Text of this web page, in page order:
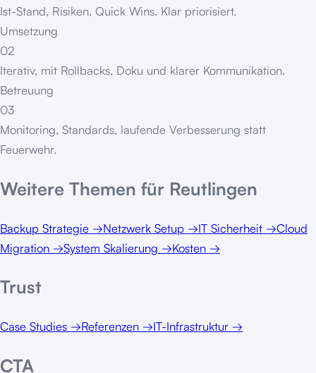
Ist-Stand, Risiken, Quick Wins. Klar priorisiert.
Umsetzung
02
Iterativ, mit Rollbacks, Doku und klarer Kommunikation.
Betreuung
03
Monitoring, Standards, laufende Verbesserung statt
Feuerwehr.
Weitere Themen für Reutlingen
Backup Strategie →Netzwerk Setup →IT Sicherheit →Cloud
Migration →System Skalierung →Kosten →
Trust
Case Studies →Referenzen →IT-Infrastruktur →
CTA